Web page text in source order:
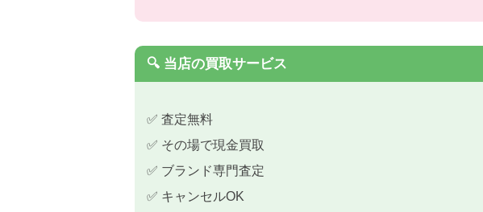
🔍 当店の買取サービス
✅ 査定無料
✅ その場で現金買取
✅ ブランド専門査定
✅ キャンセルOK